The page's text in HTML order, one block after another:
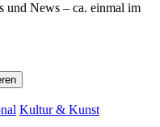
und News – ca. einmal im
Kultur & Kunst